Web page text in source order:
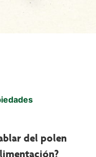
del polen